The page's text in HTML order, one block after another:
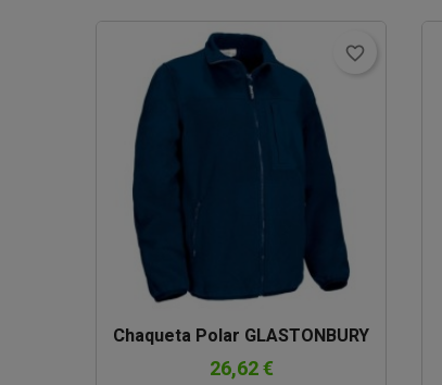
Chaqueta Polar GLASTONBURY
26,62 €
favorite_border